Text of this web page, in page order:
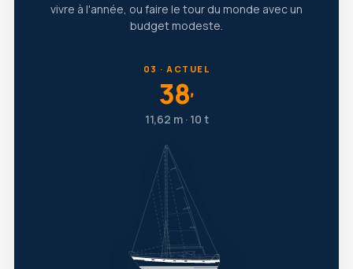
vivre à l'année, ou faire le tour du monde avec un
budget modeste.
03 · ACTUEL
38′
11,62 m · 10 t